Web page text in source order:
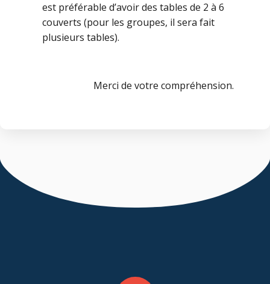
est préférable d’avoir des tables de 2 à 6
couverts (pour les groupes, il sera fait
plusieurs tables).
Merci de votre compréhension.